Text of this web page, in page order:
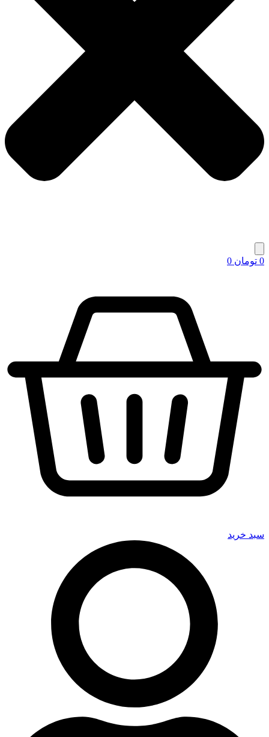
0 تومان 0
سبد خرید